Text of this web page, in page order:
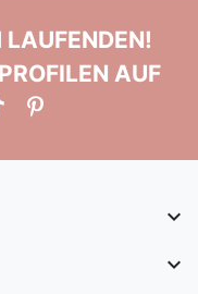
LAUFENDEN!
AUF

